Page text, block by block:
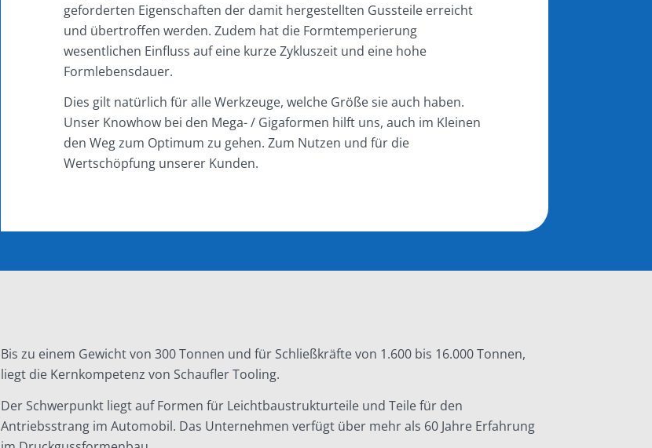
geforderten Eigenschaften der damit hergestellten Gussteile erreicht
und übertroffen werden. Zudem hat die Formtemperierung
wesentlichen Einfluss auf eine kurze Zykluszeit und eine hohe
Formlebensdauer.
Dies gilt natürlich für alle Werkzeuge, welche Größe sie auch haben.
Unser Knowhow bei den Mega- / Gigaformen hilft uns, auch im Kleinen
den Weg zum Optimum zu gehen. Zum Nutzen und für die
Wertschöpfung unserer Kunden.
Bis zu einem Gewicht von 300 Tonnen und für Schließkräfte von 1.600 bis 16.000 Tonnen,
liegt die Kernkompetenz von Schaufler Tooling.
Der Schwerpunkt liegt auf Formen für Leichtbaustrukturteile und Teile für den
Antriebsstrang im Automobil. Das Unternehmen verfügt über mehr als 60 Jahre Erfahrung